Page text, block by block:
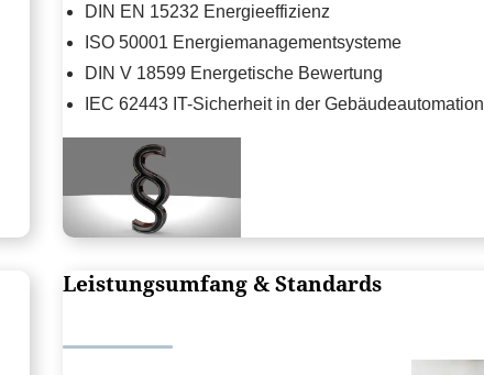
DIN EN 15232 Energieeffizienz
ISO 50001 Energiemanagementsysteme
DIN V 18599 Energetische Bewertung
IEC 62443 IT-Sicherheit in der Gebäudeautomation
Leistungsumfang & Standards